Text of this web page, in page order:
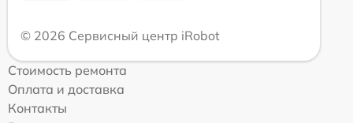
© 2026 Сервисный центр iRobot
Стоимость ремонта
Оплата и доставка
Контакты